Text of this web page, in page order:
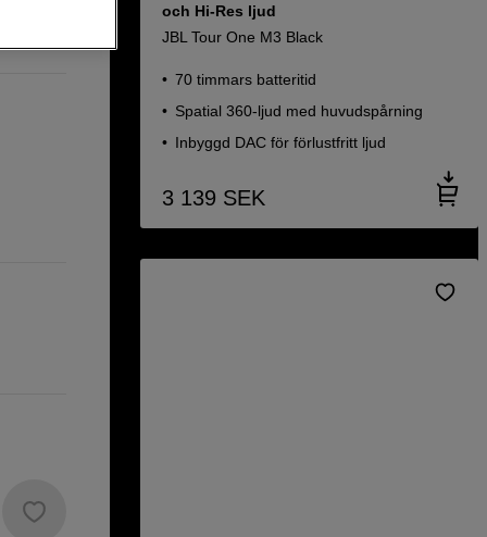
och Hi-Res ljud
JBL Tour One M3 Black
70 timmars batteritid
Spatial 360-ljud med huvudspårning
Inbyggd DAC för förlustfritt ljud
3 139 SEK